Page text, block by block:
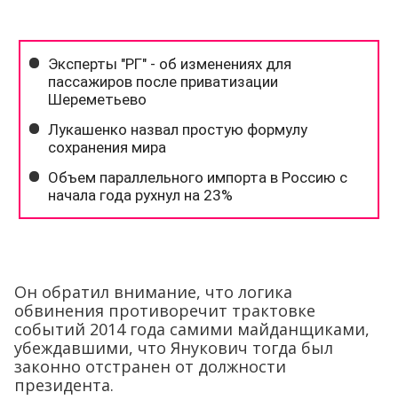
Он обратил внимание, что логика
обвинения противоречит трактовке
событий 2014 года самими майданщиками,
убеждавшими, что Янукович тогда был
законно отстранен от должности
президента.